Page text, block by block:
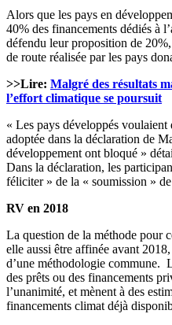
Alors que les pays en
40% des financements dédiés à
défendu leur proposition de
de route réalisée par les pays
>>Lire: Malgré des résultats
l’effort climatique se poursuit
« Les pays développés
adoptée dans la déclaration de
développement ont bloqué »
Dans la déclaration, les
féliciter » de la « soumission »
RV en 2018
La question de la méthode pour
elle aussi être affinée avant
d’une méthodologie commune.
des prêts ou des financements
l’unanimité, et mènent à des
financements climat déjà